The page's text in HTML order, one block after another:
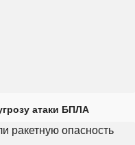
атаки БПЛА